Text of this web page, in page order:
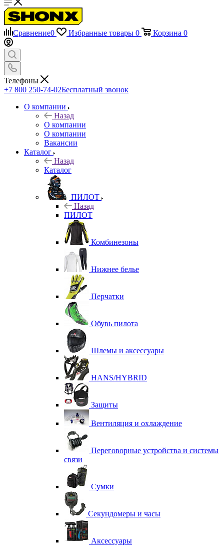
Сравнение0 Избранные товары 0 Корзина 0
Телефоны
+7 800 250-74-02Бесплатный звонок
О компании
Назад
О компании
О компании
Вакансии
Каталог
Назад
Каталог
ПИЛОТ
Назад
ПИЛОТ
Комбинезоны
Нижнее белье
Перчатки
Обувь пилота
Шлемы и аксессуары
HANS/HYBRID
Защиты
Вентиляция и охлаждение
Переговорные устройства и системы
связи
Сумки
Секундомеры и часы
Аксессуары